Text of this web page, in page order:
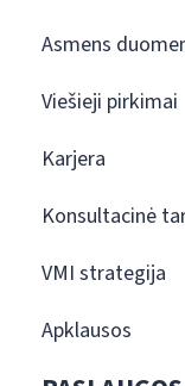
Asmens
Viešieji pirkimai
Karjera
Konsultacinė
VMI strategija
Apklausos